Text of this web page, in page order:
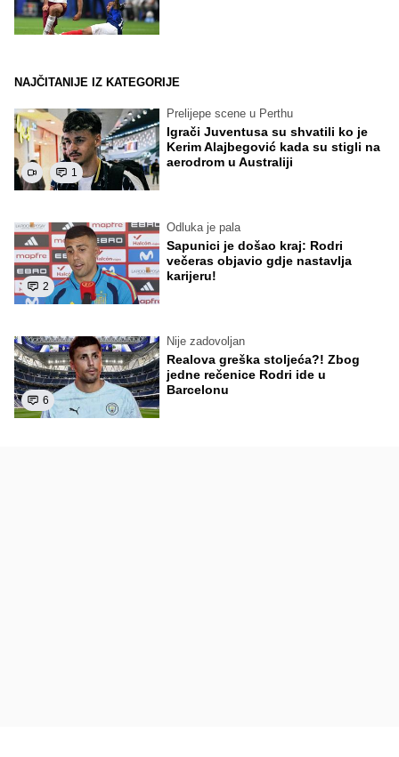
NAJČITANIJE IZ KATEGORIJE
1
Prelijepe scene u Perthu
Igrači Juventusa su shvatili ko je
Kerim Alajbegović kada su stigli na
aerodrom u Australiji
2
Odluka je pala
Sapunici je došao kraj: Rodri
večeras objavio gdje nastavlja
karijeru!
6
Nije zadovoljan
Realova greška stoljeća?! Zbog
jedne rečenice Rodri ide u
Barcelonu